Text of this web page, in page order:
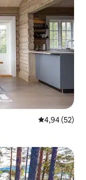
Évaluation
4,94 (52)